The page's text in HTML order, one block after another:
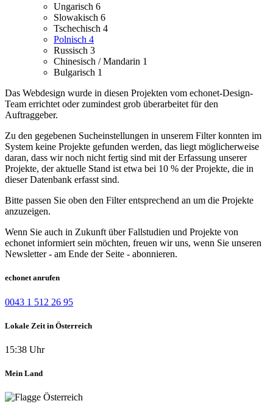
Ungarisch 6
Slowakisch 6
Tschechisch 4
Polnisch 4
Russisch 3
Chinesisch / Mandarin 1
Bulgarisch 1
Das Webdesign wurde in diesen Projekten vom echonet-Design-
Team errichtet oder zumindest grob überarbeitet für den
Auftraggeber.
Zu den gegebenen Sucheinstellungen in unserem Filter konnten im
System keine Projekte gefunden werden, das liegt möglicherweise
daran, dass wir noch nicht fertig sind mit der Erfassung unserer
Projekte, der aktuelle Stand ist etwa bei 10 % der Projekte, die in
dieser Datenbank erfasst sind.
Bitte passen Sie oben den Filter entsprechend an um die Projekte
anzuzeigen.
Wenn Sie auch in Zukunft über Fallstudien und Projekte von
echonet informiert sein möchten, freuen wir uns, wenn Sie unseren
Newsletter - am Ende der Seite - abonnieren.
echonet anrufen
0043 1 512 26 95
Lokale Zeit in Österreich
15:38 Uhr
Mein Land